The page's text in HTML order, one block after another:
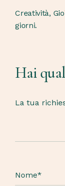
Creatività,
giorni.
Hai